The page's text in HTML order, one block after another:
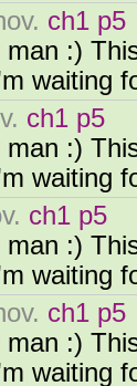
ch1 p5
man :)
waiting
ch1 p5
man :)
waiting
ch1 p5
man :)
waiting
ch1 p5
man :)
waiting